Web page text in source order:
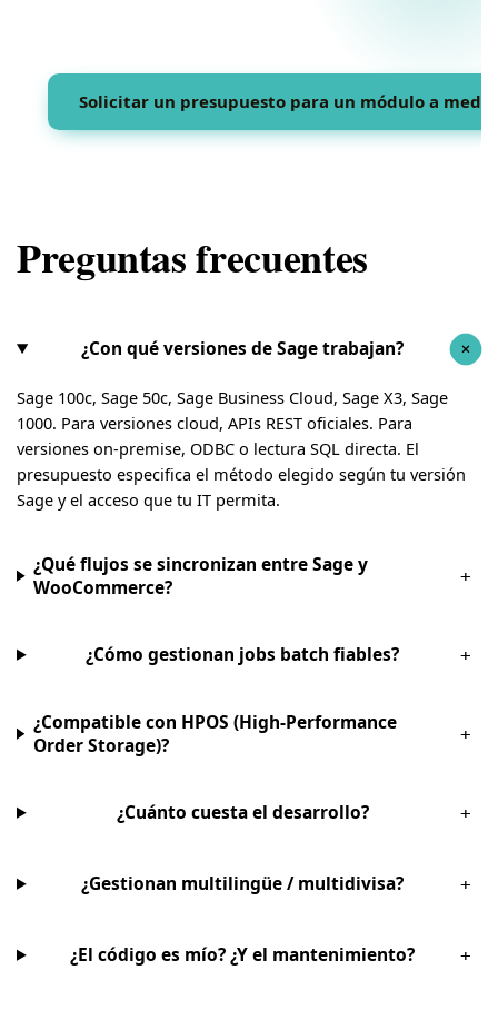
Solicitar un presupuesto para un módulo a
Preguntas frecuentes
¿Con qué versiones de Sage trabajan? +
Sage 100c, Sage 50c, Sage Business Cloud, Sage X3, Sage
1000. Para versiones cloud, APIs REST oficiales. Para
versiones on-premise, ODBC o lectura SQL directa. El
presupuesto especifica el método elegido según tu versión
Sage y el acceso que tu IT permita.
¿Qué flujos se sincronizan entre Sage y
WooCommerce?
+
¿Cómo gestionan jobs batch fiables? +
¿Compatible con HPOS (High-Performance
Order Storage)?
+
¿Cuánto cuesta el desarrollo? +
¿Gestionan multilingüe / multidivisa? +
¿El código es mío? ¿Y el mantenimiento? +